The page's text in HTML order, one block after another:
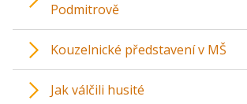
Podmitrově
Kouzelnické představení v MŠ
Jak válčili husité